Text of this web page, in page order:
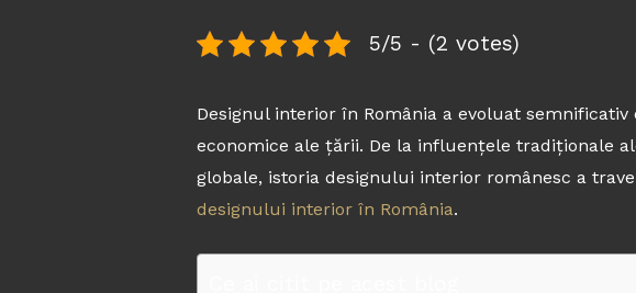
5/5 - (2 votes)
Designul interior în România a evoluat
economice ale țării. De la influențele tradiționale
globale, istoria designului interior românesc a
designului interior în România.